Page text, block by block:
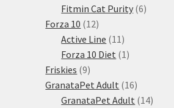
Fitmin Cat Purity 66
Forza 10 1212
produktů
Active Line 11 11
produktů
Forza 10 Diet 1 1
Friskies 99
produktů
GranataPet Adult 1616
produktů
GranataPet Adult 1414